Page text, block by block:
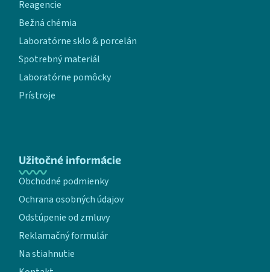
Reagencie
Bežná chémia
Laboratórne sklo & porcelán
Spotrebný materiál
Laboratórne pomôcky
Prístroje
Užitočné informácie
Obchodné podmienky
Ochrana osobných údajov
Odstúpenie od zmluvy
Reklamačný formulár
Na stiahnutie